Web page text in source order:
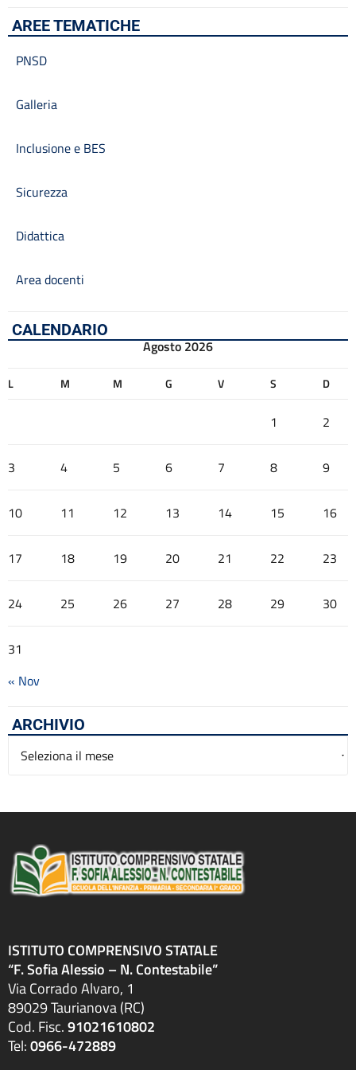
AREE TEMATICHE
PNSD
Galleria
Inclusione e BES
Sicurezza
Didattica
Area docenti
CALENDARIO
Agosto 2026
L M M G V S D
1 2
3 4 5 6 7 8 9
10 11 12 13 14 15 16
17 18 19 20 21 22 23
24 25 26 27 28 29 30
31
« Nov
ARCHIVIO
Archivio
ISTITUTO COMPRENSIVO STATALE
“F. Sofia Alessio – N. Contestabile”
Via Corrado Alvaro, 1
89029 Taurianova (RC)
Cod. Fisc.91021610802
Tel:0966-472889